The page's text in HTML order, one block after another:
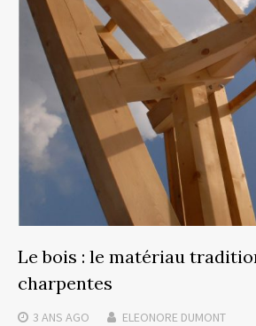
Le bois : le matériau
charpentes
3 ANS AGO ELEONORE DUMONT